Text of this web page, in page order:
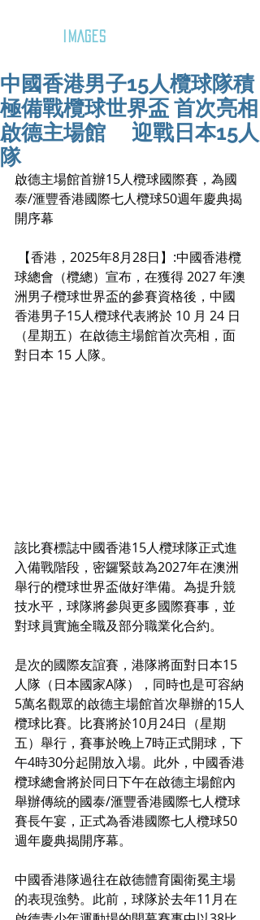
IMAGES
中國香港男子15人欖球隊積
極備戰欖球世界盃 首次亮相
啟德主場館 迎戰日本15人
隊
啟德主場館首辦15人欖球國際賽，為國
泰/滙豐香港國際七人欖球50週年慶典揭
開序幕
【香港，2025年8月28日】:中國香港欖
球總會（欖總）宣布，在獲得 2027 年澳
洲男子欖球世界盃的參賽資格後，中國
香港男子15人欖球代表將於 10 月 24 日
（星期五）在啟德主場館首次亮相，面
對日本 15 人隊。
該比賽標誌中國香港15人欖球隊正式進
入備戰階段，密鑼緊鼓為2027年在澳洲
舉行的欖球世界盃做好準備。為提升競
技水平，球隊將參與更多國際賽事，並
對球員實施全職及部分職業化合約。
是次的國際友誼賽，港隊將面對日本15
人隊（日本國家A隊），同時也是可容納
5萬名觀眾的啟德主場館首次舉辦的15人
欖球比賽。比賽將於10月24日（星期
五）舉行，賽事於晚上7時正式開球，下
午4時30分起開放入場。此外，中國香港
欖球總會將於同日下午在啟德主場館內
舉辦傳統的國泰/滙豐香港國際七人欖球
賽長午宴，正式為香港國際七人欖球50
週年慶典揭開序幕。
中國香港隊過往在啟德體育園衛冕主場
的表現強勢。此前，球隊於去年11月在